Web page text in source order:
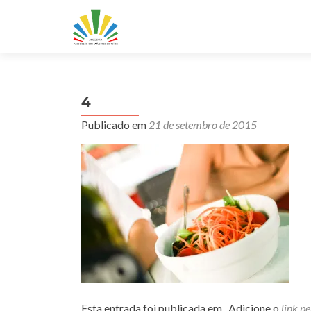
4
Publicado em 21 de setembro de 2015
Esta entrada foi publicada em . Adicione o link